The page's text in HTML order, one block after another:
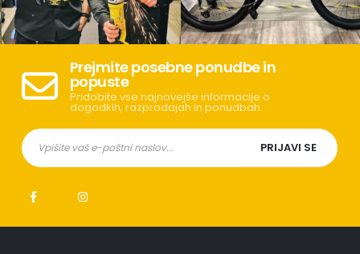
Prejmite posebne ponudbe in
popuste
Pridobite vse najnovejše informacije o
dogodkih, razprodajah in ponudbah.